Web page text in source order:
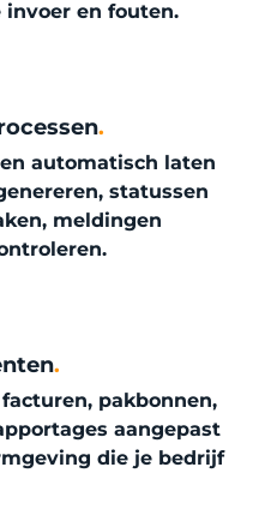
en fouten.
.
automatisch laten
statussen
meldingen
.
pakbonnen,
aangepast
die je bedrijf